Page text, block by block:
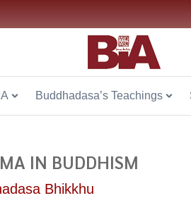
Buddhadasa’s Teachings
IN BUDDHISM
Bhikkhu